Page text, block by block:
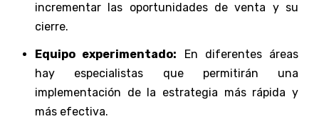
incrementar las oportunidades de venta y su
cierre.
Equipo experimentado: En diferentes áreas
hay especialistas que permitirán una
implementación de la estrategia más rápida y
más efectiva.